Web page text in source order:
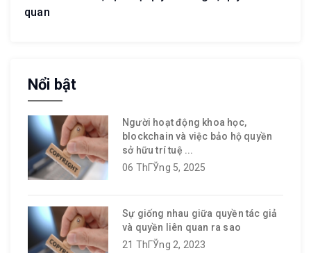
quan
Nổi bật
Người hoạt động khoa học,
blockchain và việc bảo hộ quyền
sở hữu trí tuệ ...
06 ThГЎng 5, 2025
Sự giống nhau giữa quyền tác giả
và quyền liên quan ra sao
21 ThГЎng 2, 2023